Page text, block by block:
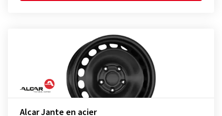
Alcar Jante en acier